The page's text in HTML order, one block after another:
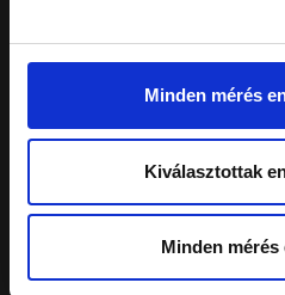
Minden mérés
Kiválasztottak
Minden mérés
jellegűek, nem minősülnek ajánlattételnek.
Konkrét, személyreszabott ajánlatokért
márkakereskedéseinkhez.
Telephelyeinken ezekkel a kártyákkal
Autóvásárlás